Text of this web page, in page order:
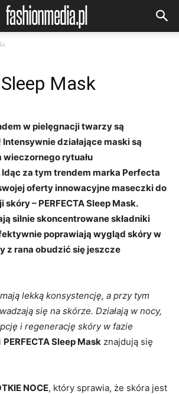
Mask
w pielęgnacji twarzy są
działające maski są
rytuału
za tym trendem marka Perfecta
oferty innowacyjne maseczki do
– PERFECTA Sleep Mask.
silnie skoncentrowane składniki
poprawiają wygląd skóry w
z rana obudzić się jeszcze
lekką konsystencję, a przy tym
się na skórze. Działają w nocy,
i regenerację skóry w fazie
PERFECTA Sleep Mask znajdują się
NOCE, który sprawia, że skóra jest